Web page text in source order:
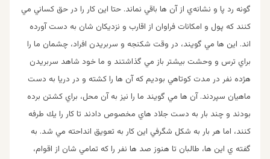
گونه رد پا و نشانه‌ي از آن ها باقي نماند. حتا اين كار را در حق كساني مي
كنند كه پول و امكانات فراوان از اقارب و نزديكان شان به دست آورده
اند. اين ها مي گويند، در وقت شكنجه و سربريدن افراد، چشمان ما را
براي ترس و وحشت بيشتر باز مي گذاشتند و ما خود شاهد سربريدن
هژده نفر در مدت كوتاهي بوديم كه آن ها را كشته و در دريا به دست
ماهيان سپردند. آن ها مي گويند ما را نيز به آن محل، براي كشتن برده
بودند و چند بار به دست جلاد هاي مخصوص دادند تا كار را يك طرفه
كنند، اما هر بار به شكل شگرفي اين كار به تعويق انداحته مي شد. به
گفته ي اين ها، طالبان تا هنوز صد ها نفر را كه تمامي شان از اقوام،